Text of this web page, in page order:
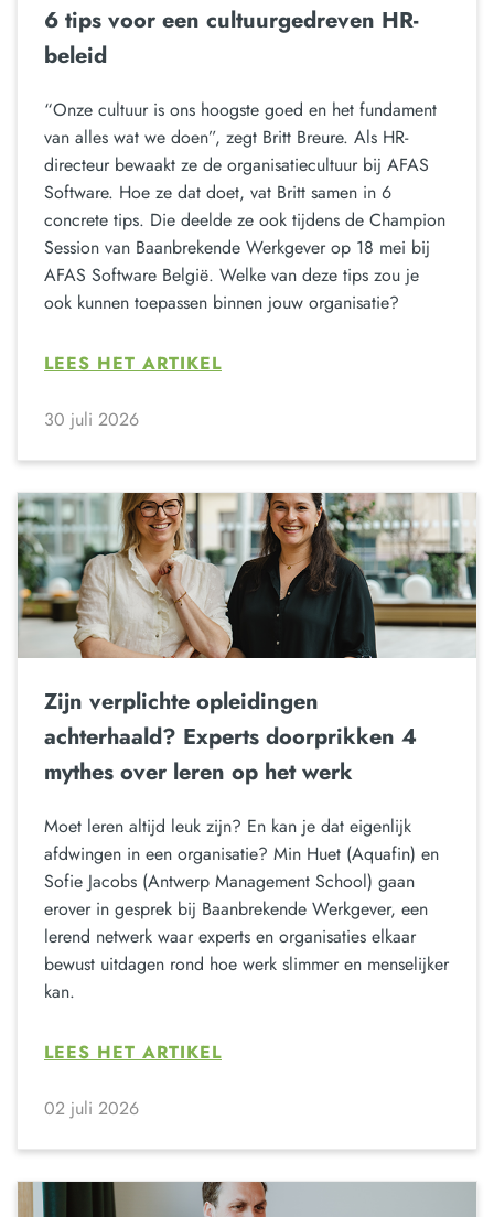
6 tips voor een cultuurgedreven HR-
beleid
“Onze cultuur is ons hoogste goed en het fundament
van alles wat we doen”, zegt Britt Breure. Als HR-
directeur bewaakt ze de organisatiecultuur bij AFAS
Software. Hoe ze dat doet, vat Britt samen in 6
concrete tips. Die deelde ze ook tijdens de Champion
Session van Baanbrekende Werkgever op 18 mei bij
AFAS Software België. Welke van deze tips zou je
ook kunnen toepassen binnen jouw organisatie?
LEES HET ARTIKEL
30 juli 2026
Zijn verplichte opleidingen
achterhaald? Experts doorprikken 4
mythes over leren op het werk
Moet leren altijd leuk zijn? En kan je dat eigenlijk
afdwingen in een organisatie? Min Huet (Aquafin) en
Sofie Jacobs (Antwerp Management School) gaan
erover in gesprek bij Baanbrekende Werkgever, een
lerend netwerk waar experts en organisaties elkaar
bewust uitdagen rond hoe werk slimmer en menselijker
kan.
LEES HET ARTIKEL
02 juli 2026